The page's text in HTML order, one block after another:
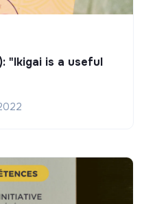
"Ikigai is a useful